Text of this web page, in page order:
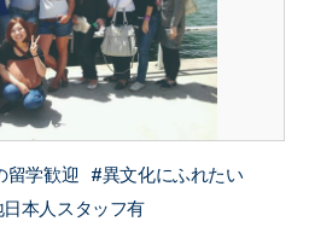
留学歓迎
異文化にふれたい
本人スタッフ有